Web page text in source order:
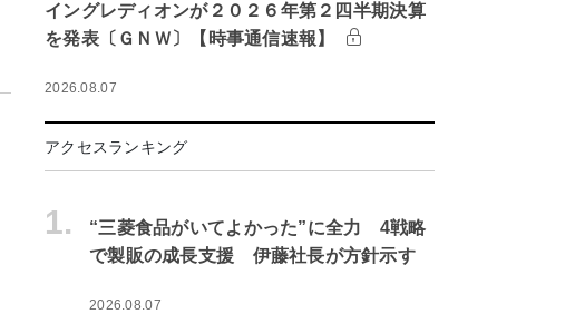
イングレディオンが２０２６年第２四半期決算
を発表〔ＧＮＷ〕【時事通信速報】
2026.08.07
アクセスランキング
1.
“三菱食品がいてよかった”に全力 4戦略
で製販の成長支援 伊藤社長が方針示す
2026.08.07